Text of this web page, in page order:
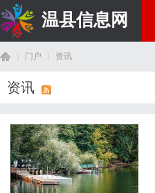
温县信息网
门户 资讯
资讯